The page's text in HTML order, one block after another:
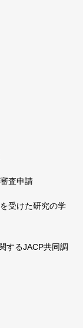
査申請
受けた研究の学
するJACP共同調